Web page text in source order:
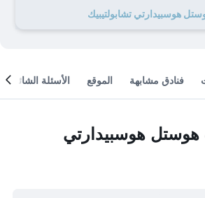
فنادق مشابهة الموقع الأسئلة الشائعة
هوسبيدارتي